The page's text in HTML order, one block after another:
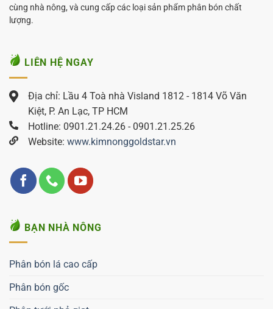
cùng nhà nông, và cung cấp các loại sản phẩm phân bón chất
lượng.
LIÊN HỆ NGAY
Địa chỉ: Lầu 4 Toà nhà Visland 1812 - 1814 Võ Văn
Kiệt, P. An Lạc, TP HCM
Hotline: 0901.21.24.26 - 0901.21.25.26
Website: www.kimnonggoldstar.vn
BẠN NHÀ NÔNG
Phân bón lá cao cấp
Phân bón gốc